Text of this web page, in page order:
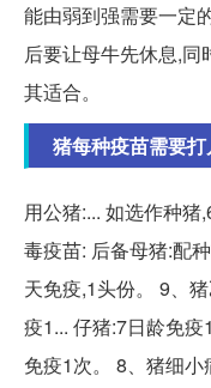
能由弱到强需要一定
后要让母牛先休息,
其适合。
猪每种疫苗需要
用公猪:... 如选作种
毒疫苗: 后备母猪:配
天免疫,1头份。 9、
疫1... 仔猪:7日龄免
免疫1次。 8、猪细